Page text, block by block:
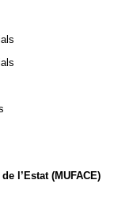
l’Estat (MUFACE)